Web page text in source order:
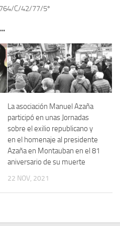
en Talavera de la Reina (1937-
1936-1947 | Buscador
1939 de Tembleque
y Militantes (1934-1939)
Navarra
C/42/77/5º
La asociación Manuel Azaña
participó en unas Jornadas
sobre el exilio republicano y
en el homenaje al presidente
Azaña en Montauban en el 81
aniversario de su muerte
22 NOV, 2021